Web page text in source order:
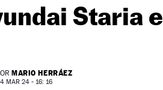
Staria
MARIO HERRÁEZ
MAR 24 - 16: 16